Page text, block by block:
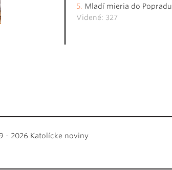
Mladí mieria do Popradu
Videné: 327
- 2026 Katolícke noviny